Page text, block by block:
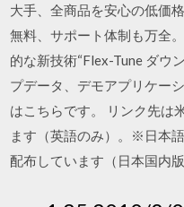
大手、全商品を安心の低価
無料、サポート体制も万全
的な新技術“Flex-Tune ダウ
プデータ、デモアプリケー
はこちらです。 リンク先は
ます（英語のみ）。※日本
配布しています（日本国内